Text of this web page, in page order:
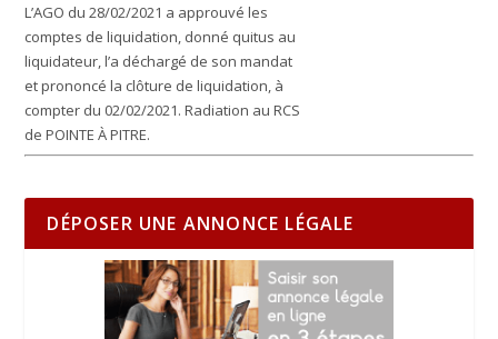
L’AGO du 28/02/2021 a approuvé les
comptes de liquidation, donné quitus au
liquidateur, l’a déchargé de son mandat
et prononcé la clôture de liquidation, à
compter du 02/02/2021. Radiation au RCS
de POINTE À PITRE.
DÉPOSER UNE ANNONCE LÉGALE